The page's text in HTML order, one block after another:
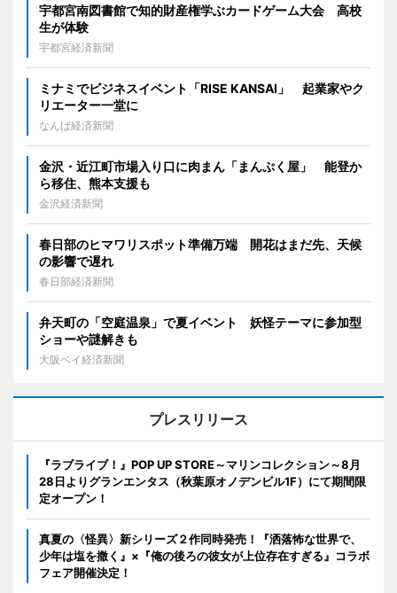
宇都宮南図書館で知的財産権学ぶカードゲーム大会 高校
生が体験
宇都宮経済新聞
ミナミでビジネスイベント「RISE KANSAI」 起業家やク
リエーター一堂に
なんば経済新聞
金沢・近江町市場入り口に肉まん「まんぷく屋」 能登か
ら移住、熊本支援も
金沢経済新聞
春日部のヒマワリスポット準備万端 開花はまだ先、天候
の影響で遅れ
春日部経済新聞
弁天町の「空庭温泉」で夏イベント 妖怪テーマに参加型
ショーや謎解きも
大阪ベイ経済新聞
プレスリリース
『ラブライブ！』POP UP STORE～マリンコレクション～8月
28日よりグランエンタス（秋葉原オノデンビル1F）にて期間限
定オープン！
真夏の〈怪異〉新シリーズ２作同時発売！『洒落怖な世界で、
少年は塩を撒く』×『俺の後ろの彼女が上位存在すぎる』コラボ
フェア開催決定！